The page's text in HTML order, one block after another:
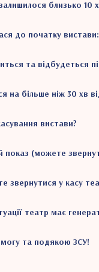
близько 10
до початку вистави:
та відбудеться
на більше ніж 30 хв
вистави?
показ (можете
звернутися у касу
театр має
та подякою ЗСУ!